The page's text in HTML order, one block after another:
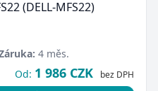
(DELL-MFS22)
4 měs.
Od: 1 986 CZK bez DPH